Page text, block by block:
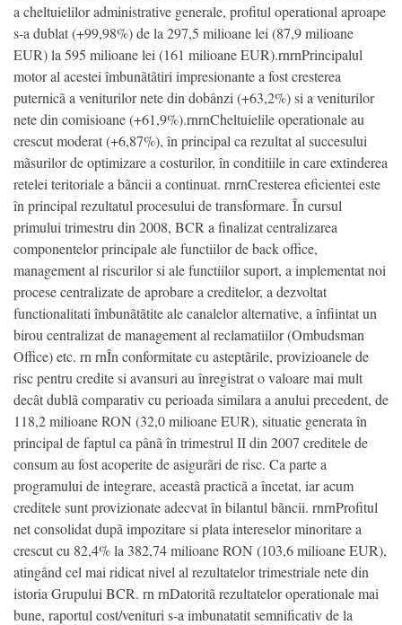
a cheltuielilor administrative generale, profitul operational aproape
s-a dublat (+99,98%) de la 297,5 milioane lei (87,9 milioane
EUR) la 595 milioane lei (161 milioane EUR).rnrnPrincipalul
motor al acestei îmbunãtãtiri impresionante a fost cresterea
puternicã a veniturilor nete din dobânzi (+63,2%) si a veniturilor
nete din comisioane (+61,9%).rnrnCheltuielile operationale au
crescut moderat (+6,87%), în principal ca rezultat al succesului
mãsurilor de optimizare a costurilor, în conditiile in care extinderea
retelei teritoriale a bãncii a continuat. rnrnCresterea eficientei este
în principal rezultatul procesului de transformare. În cursul
primului trimestru din 2008, BCR a finalizat centralizarea
componentelor principale ale functiilor de back office,
management al riscurilor si ale functiilor suport, a implementat noi
procese centralizate de aprobare a creditelor, a dezvoltat
functionalitati îmbunãtãtite ale canalelor alternative, a înfiintat un
birou centralizat de management al reclamatiilor (Ombudsman
Office) etc. rn rnÎn conformitate cu asteptãrile, provizioanele de
risc pentru credite si avansuri au înregistrat o valoare mai mult
decât dublã comparativ cu perioada similara a anului precedent, de
118,2 milioane RON (32,0 milioane EUR), situatie generata în
principal de faptul ca pânã în trimestrul II din 2007 creditele de
consum au fost acoperite de asigurãri de risc. Ca parte a
programului de integrare, aceastã practicã a încetat, iar acum
creditele sunt provizionate adecvat în bilantul bãncii. rnrnProfitul
net consolidat dupã impozitare si plata intereselor minoritare a
crescut cu 82,4% la 382,74 milioane RON (103,6 milioane EUR),
atingând cel mai ridicat nivel al rezultatelor trimestriale nete din
istoria Grupului BCR. rn rnDatoritã rezultatelor operationale mai
bune, raportul cost/venituri s-a imbunatatit semnificativ de la